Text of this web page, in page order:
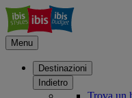
Menu
Destinazioni
Indietro
Trova un